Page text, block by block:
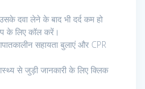
दवा लेने के बाद भी दर्द कम हो
के लिए कॉल करें।
सहायता बुलाएं और CPR
से जुड़ी जानकारी के लिए क्लिक